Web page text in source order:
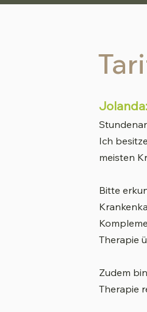
Jolanda:
Ich
meisten
Bitte
Therapie
Zudem
Therapie